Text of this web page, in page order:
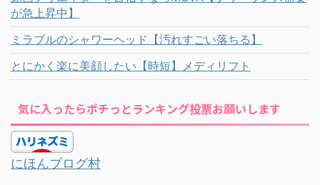
が急上昇中】
ミラブルのシャワーヘッド【汚れすごい落ちる】
とにかく楽に美顔したい【時短】メディリフト
気に入ったらポチっとランキング投票お願いします
にほんブログ村